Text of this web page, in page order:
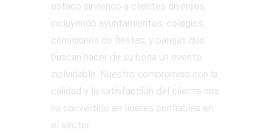
estado sirviendo a clientes diversos,
incluyendo ayuntamientos, colegios,
comisiones de fiestas, y parejas que
buscan hacer de su boda un evento
inolvidable. Nuestro compromiso con la
calidad y la satisfacción del cliente nos
ha convertido en líderes confiables en
el sector.